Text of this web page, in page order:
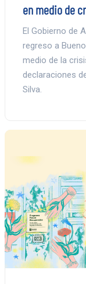
en medio de
El Gobierno de
regreso a
medio de la
declaraciones
Silva.